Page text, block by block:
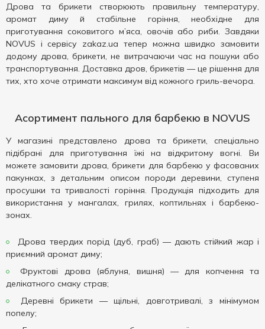
Дрова та брикети створюють правильну температуру,
аромат диму й стабільне горіння, необхідне для
приготування соковитого м’яса, овочів або риби. Завдяки
NOVUS і сервісу zakaz.ua тепер можна швидко замовити
додому дрова, брикети, не витрачаючи час на пошуки або
транспортування. Доставка дров, брикетів — це рішення для
тих, хто хоче отримати максимум від кожного гриль-вечора.
Асортимент пального для барбекю в NOVUS
У магазині представлено дрова та брикети, спеціально
підібрані для приготування їжі на відкритому вогні. Ви
можете замовити дрова, брикети для барбекю у фасованих
пакунках, з детальним описом породи деревини, ступеня
просушки та тривалості горіння. Продукція підходить для
використання у мангалах, грилях, коптильнях і барбекю-
зонах.
Дрова твердих порід (дуб, граб) — дають стійкий жар і
приємний аромат диму;
Фруктові дрова (яблуня, вишня) — для копчення та
делікатного смаку страв;
Деревні брикети — щільні, довготривалі, з мінімумом
попелу;